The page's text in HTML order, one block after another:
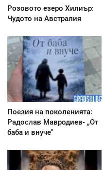
Розовото езеро Хилиър:
Чудото на Австралия
Поезия на поколенията:
Радослав Мавродиев- „От
баба и внуче"